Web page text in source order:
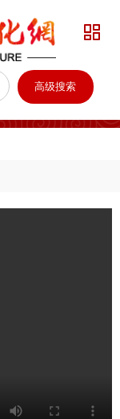
高级搜索
